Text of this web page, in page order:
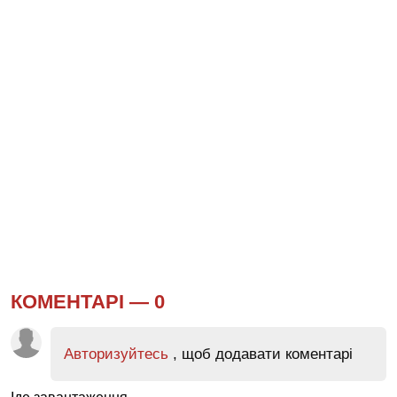
КОМЕНТАРІ — 0
Авторизуйтесь , щоб додавати коментарі